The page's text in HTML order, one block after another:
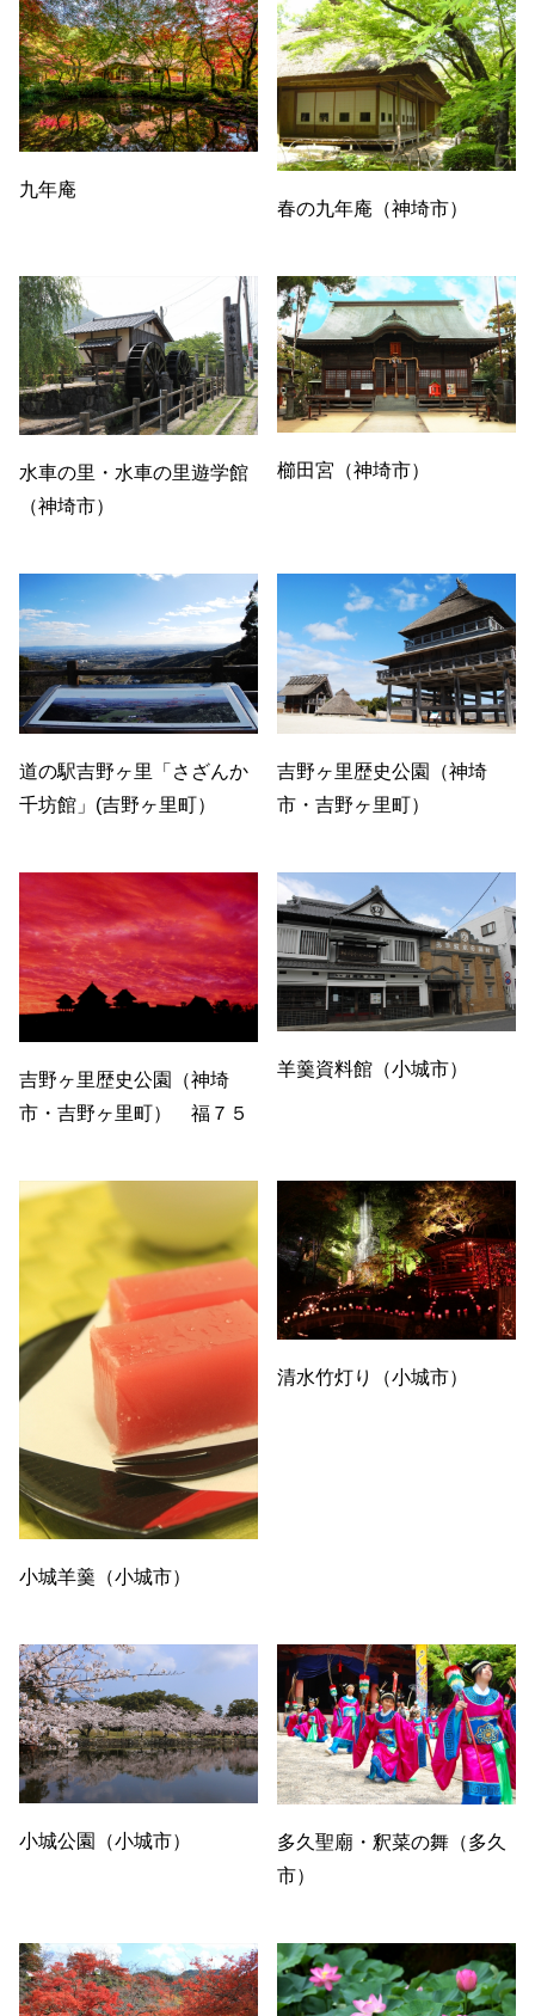
九年庵
春の九年庵（神埼市）
水車の里・水車の里遊学館
（神埼市）
櫛田宮（神埼市）
道の駅吉野ヶ里「さざんか
千坊館」(吉野ヶ里町）
吉野ヶ里歴史公園（神埼
市・吉野ヶ里町）
吉野ヶ里歴史公園（神埼
市・吉野ヶ里町） 福７５
羊羹資料館（小城市）
小城羊羹（小城市）
清水竹灯り（小城市）
小城公園（小城市）
多久聖廟・釈菜の舞（多久
市）